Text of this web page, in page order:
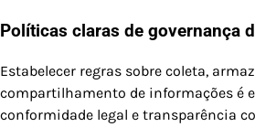
Políticas claras de governança
Estabelecer regras sobre coleta,
compartilhamento de informações é
conformidade legal e transparência